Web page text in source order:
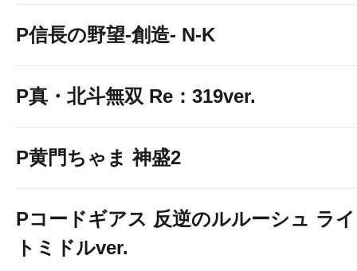
P信長の野望-創造- N-K
P真・北斗無双 Re：319ver.
P黄門ちゃま 神盛2
Pコードギアス 反逆のルルーシュ ライ
トミドルver.